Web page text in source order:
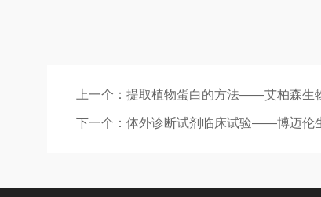
上一个： 提取植物蛋白的方法——艾柏森生
下一个： 体外诊断试剂临床试验——博迈伦